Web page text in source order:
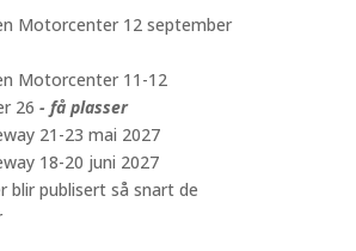
Motorcenter 12 september
Motorcenter 11-12
26 - få plasser
21-23 mai 2027
18-20 juni 2027
blir publisert så snart de